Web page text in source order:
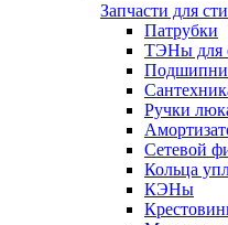
Запчасти для
Патрубки
ТЭНы для
Ручки
Сетевой
Кольца
КЭНы